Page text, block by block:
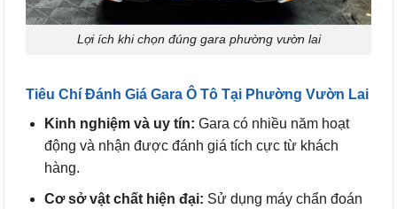
Lợi ích khi chọn đúng gara phường vườn lai
Tiêu Chí Đánh Giá Gara Ô Tô Tại Phường Vườn Lai
Kinh nghiệm và uy tín: Gara có nhiều năm hoạt
động và nhận được đánh giá tích cực từ khách
hàng.
Cơ sở vật chất hiện đại: Sử dụng máy chẩn đoán